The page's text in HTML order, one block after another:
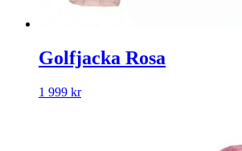
Golfjacka Rosa
1 999 kr